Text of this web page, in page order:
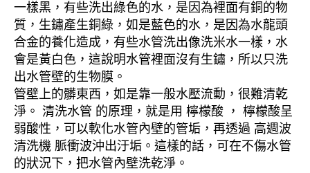
一樣黑，有些洗出綠色的水，是因為裡面有銅的物
質，生鏽產生銅綠，如是藍色的水，是因為水龍頭
合金的養化造成，有些水管洗出像洗米水一樣，水
會是黃白色，這說明水管裡面沒有生鏽，所以只洗
出水管壁的生物膜。
管壁上的髒東西，如是靠一般水壓流動，很難清乾
淨。 清洗水管 的原理，就是用 檸檬酸 ， 檸檬酸呈
弱酸性，可以軟化水管內壁的管垢，再透過 高週波
清洗機 脈衝波沖出汙垢。這樣的話，可在不傷水管
的狀況下，把水管內壁洗乾淨。